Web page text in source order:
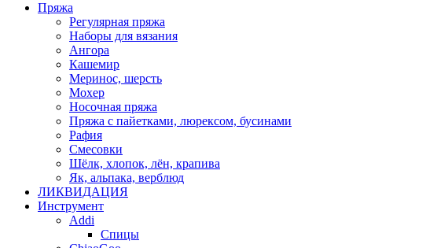
Пряжа
Регулярная пряжа
Наборы для вязания
Ангора
Кашемир
Меринос, шерсть
Мохер
Носочная пряжа
Пряжа с пайетками, люрексом, бусинами
Рафия
Смесовки
Шёлк, хлопок, лён, крапива
Як, альпака, верблюд
ЛИКВИДАЦИЯ
Инструмент
Addi
Спицы